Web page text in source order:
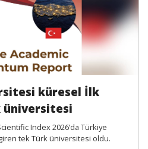
küresel İlk
üniversitesi
Index 2026’da Türkiye
tek Türk üniversitesi oldu.